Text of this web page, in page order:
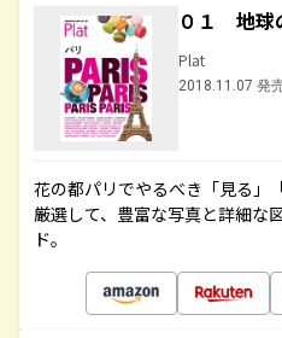
０１ 地球
Plat
2018.11.07 発
花の都パリでやるべき「見る」
厳選して、豊富な写真と詳細な
ド。